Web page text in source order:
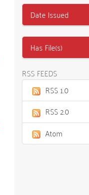
Date Issued
Has File(s)
RSS FEEDS
RSS 1.0
RSS 2.0
Atom